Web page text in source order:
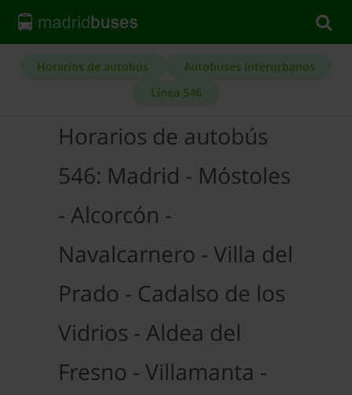
Horarios de autobús
Autobuses Interurbanos
Línea 546
Horarios de autobús
546: Madrid - Móstoles
- Alcorcón -
Navalcarnero - Villa del
Prado - Cadalso de los
Vidrios - Aldea del
Fresno - Villamanta -